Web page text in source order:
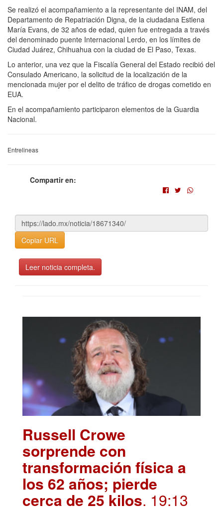
Se realizó el acompañamiento a la representante del INAM, del
Departamento de Repatriación Digna, de la ciudadana Estlena
María Evans, de 32 años de edad, quien fue entregada a través
del denominado puente Internacional Lerdo, en los límites de
Ciudad Juárez, Chihuahua con la ciudad de El Paso, Texas.
Lo anterior, una vez que la Fiscalía General del Estado recibió del
Consulado Americano, la solicitud de la localización de la
mencionada mujer por el delito de tráfico de drogas cometido en
EUA.
En el acompañamiento participaron elementos de la Guardia
Nacional.
Entrelineas
Compartir en:
Copiar URL
Leer noticia completa.
Russell Crowe
sorprende con
transformación física a
los 62 años; pierde
cerca de 25 kilos. 19:13